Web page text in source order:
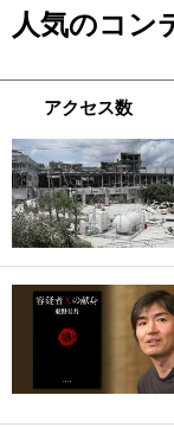
人気のコン
アクセス数